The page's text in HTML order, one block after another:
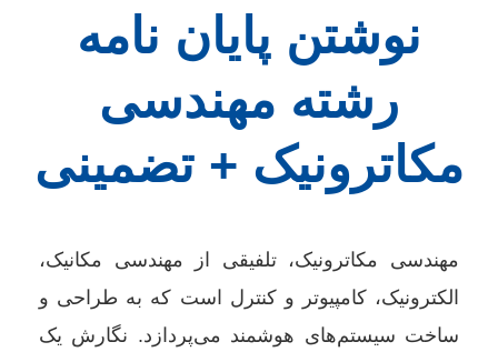
نوشتن پایان نامه
رشته مهندسی
مکاترونیک + تضمینی
مهندسی مکاترونیک، تلفیقی از مهندسی مکانیک،
الکترونیک، کامپیوتر و کنترل است که به طراحی و
ساخت سیستم‌های هوشمند می‌پردازد. نگارش یک